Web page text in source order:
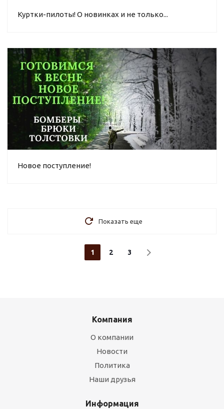
Куртки-пилоты! О новинках и не только...
Новое поступление!
Показать еще
1 2 3
Компания
О компании
Новости
Политика
Наши друзья
Информация